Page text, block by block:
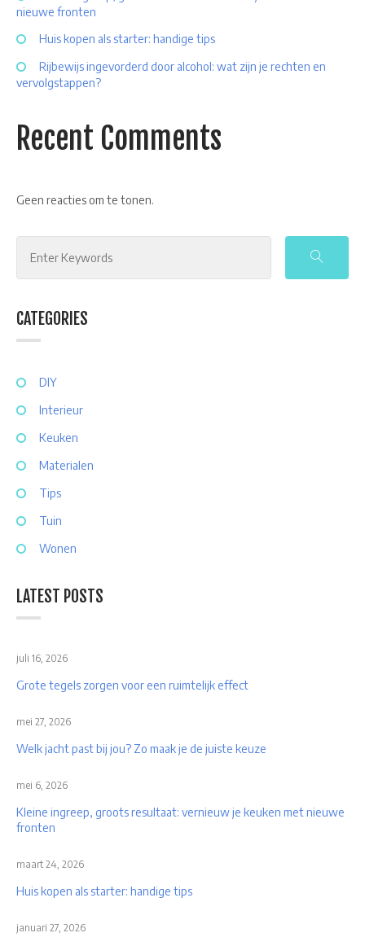
nieuwe fronten
Huis kopen als starter: handige tips
Rijbewijs ingevorderd door alcohol: wat zijn je rechten en
vervolgstappen?
Recent Comments
Geen reacties om te tonen.
CATEGORIES
DIY
Interieur
Keuken
Materialen
Tips
Tuin
Wonen
LATEST POSTS
Grote tegels zorgen voor een ruimtelijk effect
juli 16, 2026
Welk jacht past bij jou? Zo maak je de juiste keuze
mei 27, 2026
Kleine ingreep, groots resultaat: vernieuw je keuken met nieuwe
fronten
mei 6, 2026
Huis kopen als starter: handige tips
maart 24, 2026
januari 27, 2026